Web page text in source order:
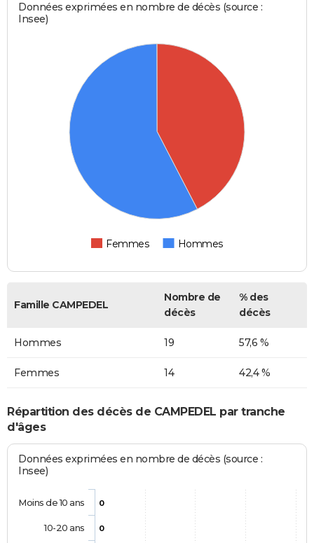
Données exprimées en nombre de décès (source :
Insee)
Femmes Hommes
Famille CAMPEDEL
Nombre de
décès
% des
décès
Hommes 19 57,6 %
Femmes 14 42,4 %
Répartition des décès de CAMPEDEL par tranche
d'âges
Données exprimées en nombre de décès (source :
Insee)
0
0
Moins de 10 ans
10-20 ans